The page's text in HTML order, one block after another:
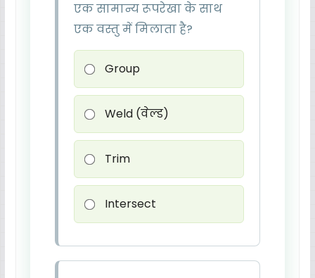
एक सामान्य रूपरेखा के साथ
एक वस्तु में मिलाता है?
Group
Weld (वेल्ड)
Trim
Intersect